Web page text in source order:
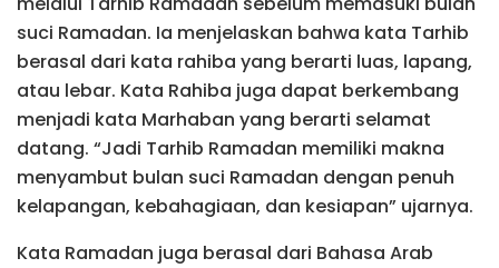
suci Ramadan. Ia menjelaskan bahwa kata Tarhib
berasal dari kata rahiba yang berarti luas, lapang,
atau lebar. Kata Rahiba juga dapat berkembang
menjadi kata Marhaban yang berarti selamat
datang. “Jadi Tarhib Ramadan memiliki makna
menyambut bulan suci Ramadan dengan penuh
kelapangan, kebahagiaan, dan kesiapan” ujarnya.
Kata Ramadan juga berasal dari Bahasa Arab